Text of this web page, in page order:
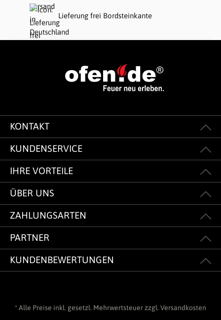
Lieferung frei Bordsteinkante
KONTAKT
KUNDENSERVICE
IHRE VORTEILE
ÜBER UNS
ZAHLUNGSARTEN
PARTNER
KUNDENBEWERTUNGEN
* Alle Preise inkl. gesetzl. Mehrwertsteuer zzgl. Versandkosten